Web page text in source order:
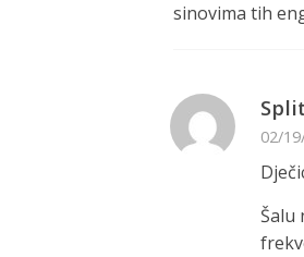
sinovima tih
02/
Šalu